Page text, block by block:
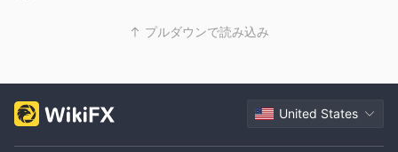
した！IGは、規制と安全性を追求する、多様な製品を持つ長期投
資家に適しています。特に国際市場に精通したユーザーにとって
下でのリスク管理の欠陥には注意が必要であり、ユーザーの利用
コストを考慮する必要があります。
プルダウンで読み込み
United States